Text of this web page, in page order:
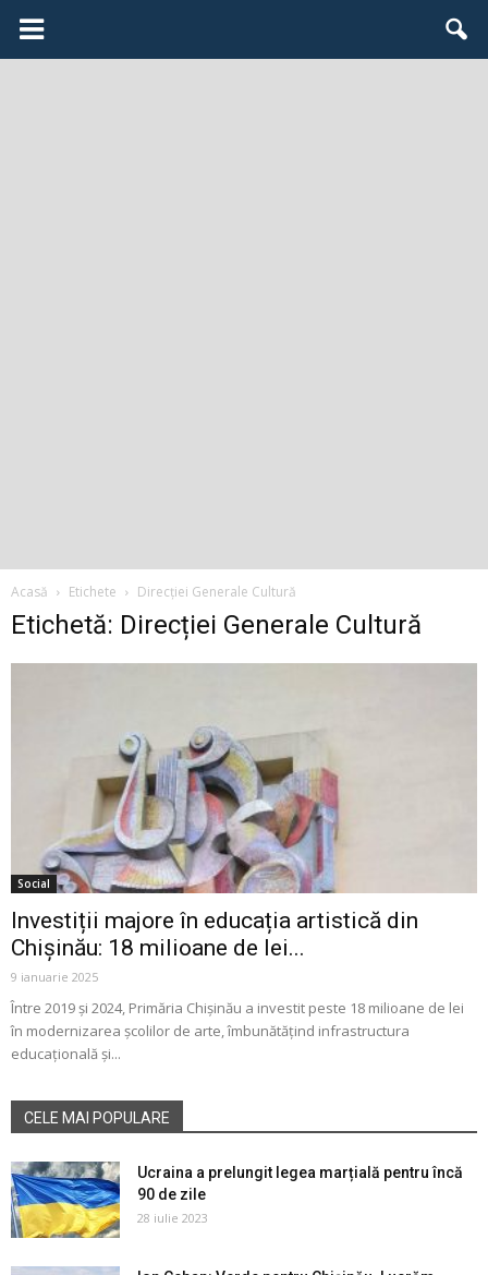
Acasă Etichete Direcției Generale Cultură
Etichetă: Direcției Generale Cultură
Social
Investiții majore în educația artistică din
Chișinău: 18 milioane de lei...
9 ianuarie 2025
Între 2019 și 2024, Primăria Chișinău a investit peste 18 milioane de lei
în modernizarea școlilor de arte, îmbunătățind infrastructura
educațională și...
CELE MAI POPULARE
Ucraina a prelungit legea marțială pentru încă
90 de zile
28 iulie 2023